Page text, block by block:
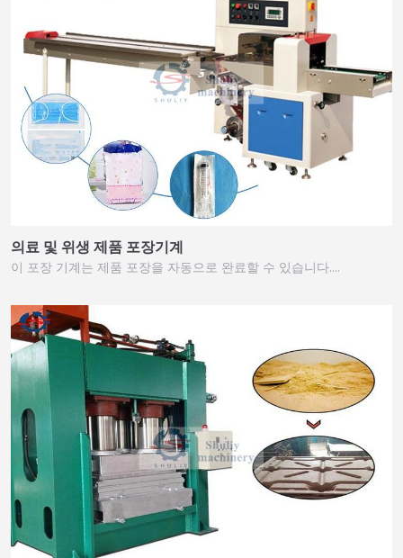
의료 및 위생 제품 포장기계
이 포장 기계는 제품 포장을 자동으로 완료할 수 있습니다.…